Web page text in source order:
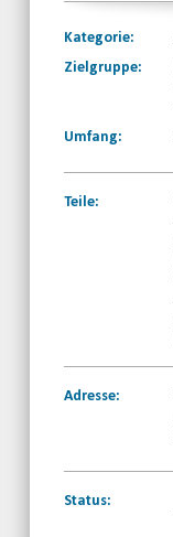
Kategorie:
Zielgruppe:
Umfang:
Teile:
Adresse:
Status: